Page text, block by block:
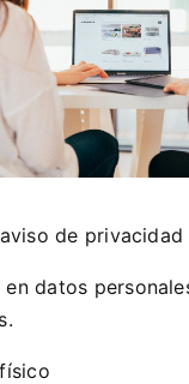
de privacidad
en datos